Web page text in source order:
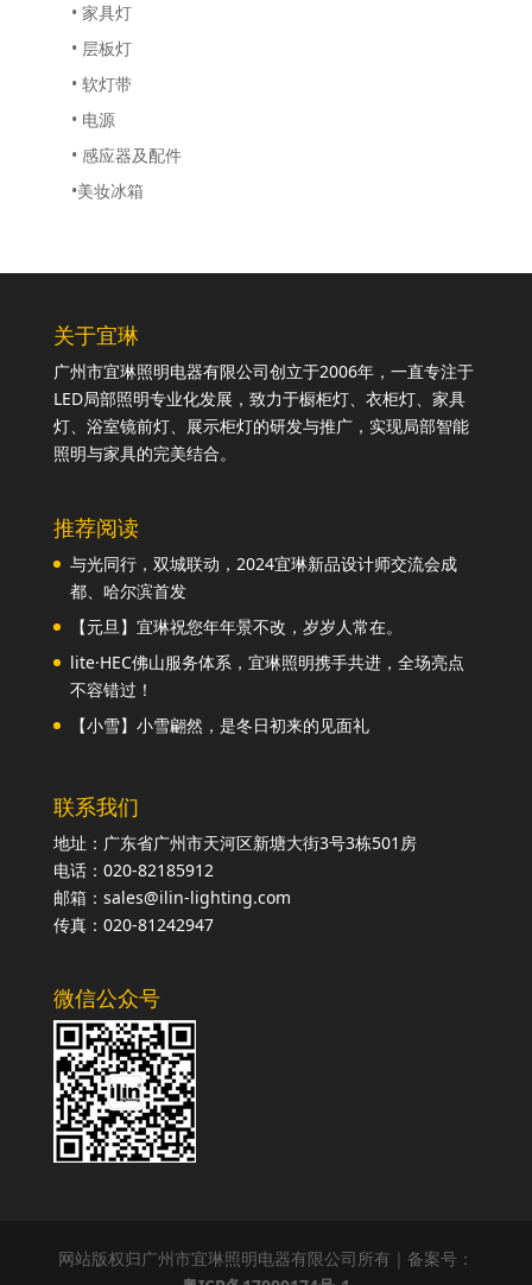
• 家具灯
• 层板灯
• 软灯带
• 电源
• 感应器及配件
•美妆冰箱
关于宜琳
广州市宜琳照明电器有限公司创立于2006年，一直专注于
LED局部照明专业化发展，致力于橱柜灯、衣柜灯、家具
灯、浴室镜前灯、展示柜灯的研发与推广，实现局部智能
照明与家具的完美结合。
推荐阅读
与光同行，双城联动，2024宜琳新品设计师交流会成
都、哈尔滨首发
【元旦】宜琳祝您年年景不改，岁岁人常在。
lite·HEC佛山服务体系，宜琳照明携手共进，全场亮点
不容错过！
【小雪】小雪翩然，是冬日初来的见面礼
联系我们
地址：广东省广州市天河区新塘大街3号3栋501房
电话：020-82185912
邮箱：sales@ilin-lighting.com
传真：020-81242947
微信公众号
网站版权归广州市宜琳照明电器有限公司所有｜备案号：